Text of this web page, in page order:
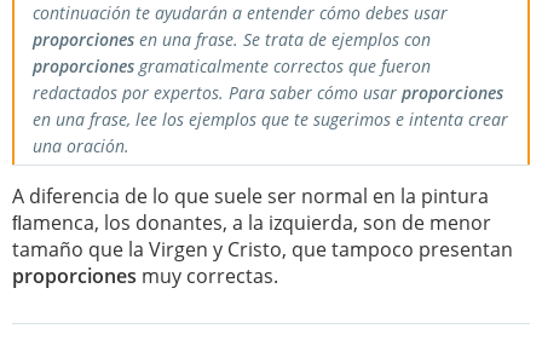
continuación te ayudarán a entender cómo debes usar
proporciones en una frase. Se trata de ejemplos con
proporcionesgramaticalmente correctos que fueron
redactados por expertos. Para saber cómo usar proporciones
en una frase, lee los ejemplos que te sugerimos e intenta crear
una oración.
A diferencia de lo que suele ser normal en la pintura
ﬂamenca, los donantes, a la izquierda, son de menor
tamaño que la Virgen y Cristo, que tampoco presentan
proporciones muy correctas.